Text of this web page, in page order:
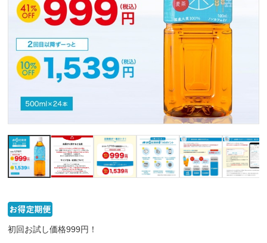
初回お試し価格999円！